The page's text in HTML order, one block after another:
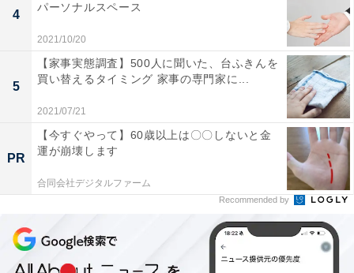
特急「きらめき」に使われた787系
削減本数が一番多い列車は、博多～小倉間を結ぶ「きら
めき」で、上下列車あわせて9本減、1本増便なので差し
引き8本減となる。もっとも、この区間には「ソニッ
4
パーソナルスペース
2021/10/20
5
【家事実態調査】500人に聞いた、台ふきんを
買い替えるタイミング 家事の専門家に...
2021/07/21
PR
【今すぐやって】60歳以上は〇〇しないと金
運が崩壊します
合同会社デジタルファーム
Recommended by